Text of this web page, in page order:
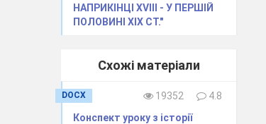
НАПРИКІНЦІ XVIII - У ПЕРШІЙ
ПОЛОВИНІ XIX СТ."
Схожі матеріали
DOCX 19352
4.8
Конспект уроку з історії